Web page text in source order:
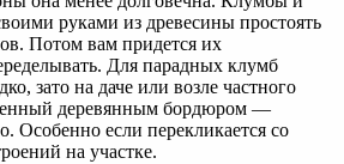
руками из древесины простоять
Потом вам придется их
Для парадных клумб
зато на даче или возле частного
деревянным бордюром —
Особенно если перекликается со
на участке.